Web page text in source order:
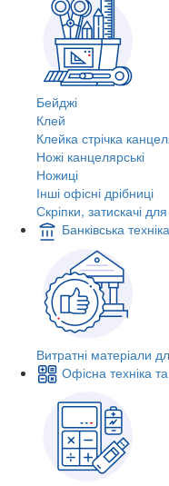
Бейджі
Клей
Клейка стрічка
Ножі канцелярські
Ножиці
Інші офісні дрібниці
Скріпки, затискачі
Банківська
Витратні матеріали
Офісна техніка